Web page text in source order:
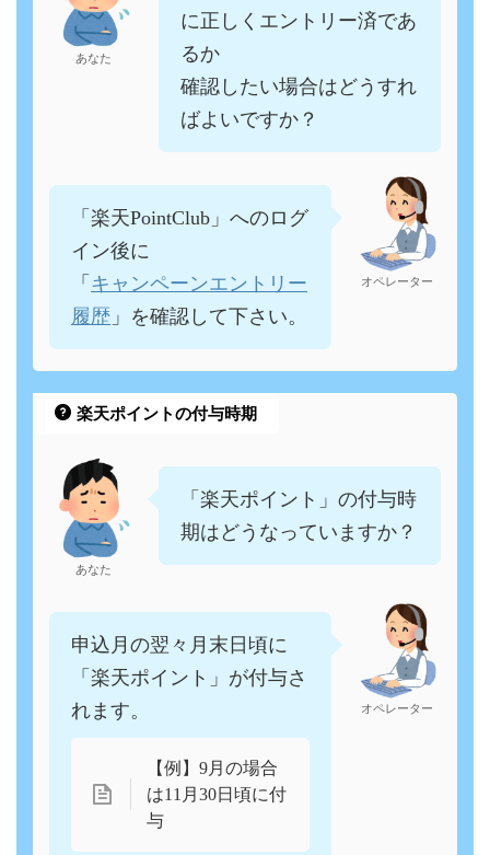
あなた
に正しくエントリー済であ
るか
確認したい場合はどうすれ
ばよいですか？
「楽天PointClub」へのログ
イン後に
「 キャンペーンエントリー
履歴 」を確認して下さい。
オペレーター
楽天ポイントの付与時期
あなた
「楽天ポイント」の付与時
期はどうなっていますか？
申込月の翌々月末日頃に
「楽天ポイント」が付与さ
れます。
【例】9月の場合
は11月30日頃に付
与
オペレーター